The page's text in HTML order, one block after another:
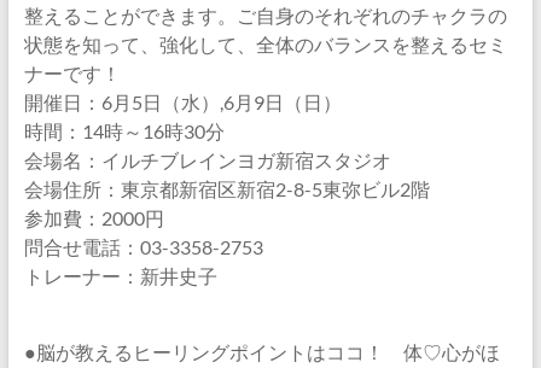
整えることができます。ご自身のそれぞれのチャクラの
状態を知って、強化して、全体のバランスを整えるセミ
ナーです！
開催日：6月5日（水）,6月9日（日）
時間：14時～16時30分
会場名：イルチブレインヨガ新宿スタジオ
会場住所：東京都新宿区新宿2-8-5東弥ビル2階
参加費：2000円
問合せ電話：03-3358-2753
トレーナー：新井史子
●脳が教えるヒーリングポイントはココ！ 体♡心がほ